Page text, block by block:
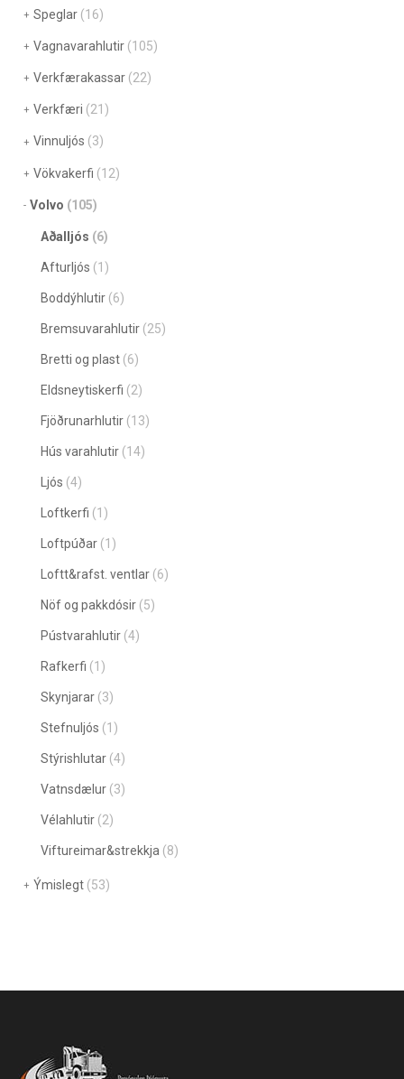
Speglar (16)
Vagnavarahlutir (105)
Verkfærakassar (22)
Verkfæri (21)
Vinnuljós (3)
Vökvakerfi (12)
Volvo (105)
Aðalljós (6)
Afturljós (1)
Boddýhlutir (6)
Bremsuvarahlutir (25)
Bretti og plast (6)
Eldsneytiskerfi (2)
Fjöðrunarhlutir (13)
Hús varahlutir (14)
Ljós (4)
Loftkerfi (1)
Loftpúðar (1)
Loftt&rafst. ventlar (6)
Nöf og pakkdósir (5)
Pústvarahlutir (4)
Rafkerfi (1)
Skynjarar (3)
Stefnuljós (1)
Stýrishlutar (4)
Vatnsdælur (3)
Vélahlutir (2)
Viftureimar&strekkja (8)
Ýmislegt (53)